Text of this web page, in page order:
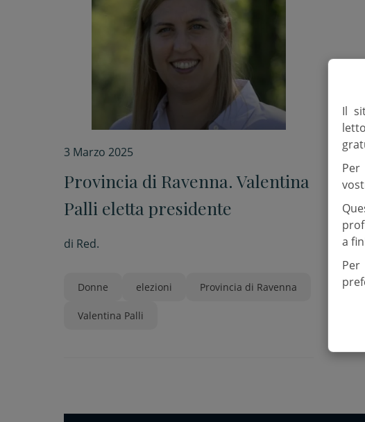
3 Marzo 2025
Provincia di Ravenna. Valentina
Palli eletta presidente
di Red.
Donne elezioni Provincia di Ravenna
Valentina Palli
Il
a
Per